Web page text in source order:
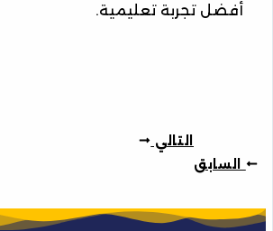
أفضل تجربة تعليمية.
السابق
التالي